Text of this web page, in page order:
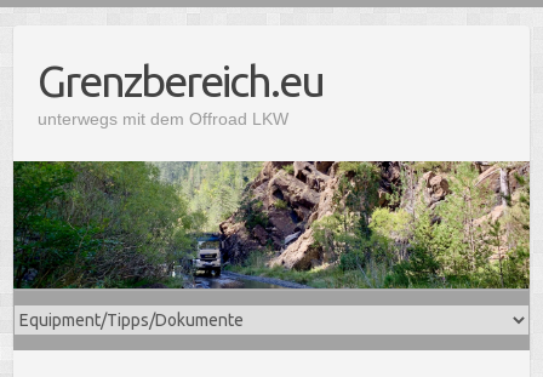
Grenzbereich.eu
unterwegs mit dem Offroad LKW